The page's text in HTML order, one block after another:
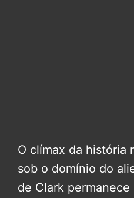
O clímax da história
sob o domínio do
de Clark